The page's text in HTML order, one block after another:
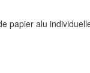
papier alu